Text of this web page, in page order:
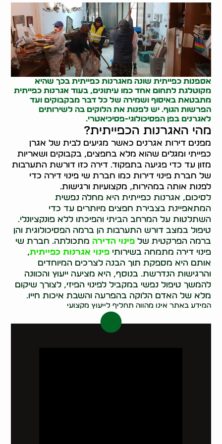
אספנות כפייתית שונה מאגרנות כפייתית בכך שהיא
מקוטלגת לתחום אחד כמו עיתונים, בעוד אגרנות כפייתית
מתבטאת באיסוף ושמירה של כל דבר מבקבוקים ועד
הפרשות הגוף. יש לפנות את הלוקים בה לשירותים
לאגרנים בפן הפסיכולוגי-פסיכיאטרי.
מהי האגרנות הכפייתית?
מפנים דירות אגרנים כאשר מגיעים לבית של אגרן
כפייתי ומגלים שהוא מלא בחפצים, בקבוקים ושאריות
מזון עד כדי פגיעה בתפקוד. דירה כזו דורשת התערבות
של חברת פינוי דירות כמו חברת שי פינוי דירה כדי
לפנות אותה במהירות, מקצועיות ורגישות.
לסיכום, אגרנות כפייתית היא מחלה נפשית
המתאפיינת בצבירת חפצים מיותרים עד כדי
השתלטות על המרחב הביתי והפיכתו ללא פונקציונלי.
טיפול במצב דורש התערבות הן ברמה הפסיכולוגית והן
ברמה הפרקטית שלפינוי הדירה מתכולתה. חברת שי
פינוי דירה מתמחה בשירותיפינוי אגרנות כפייתית,
אותם היא מספקת תוך הבנה לצרכים המיוחדים
והרגישות הנדרשת. בנוסף, היא מציעה ייעוץ והכוונה
להמשך טיפול נפשי במקביל לפינוי הפיזי, לצורך שיקום
מלא של האדם הלוקה בהפרעה והשבת איכות חייו.
המידע באתר אינו מהווה תחליף לייעוץ מקצועי